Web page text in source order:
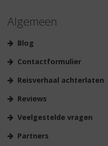
Algemeen
Blog
Contactformulier
Reisverhaal achterlaten
Reviews
Veelgestelde vragen
Partners